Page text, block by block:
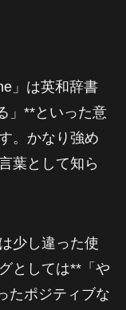
」は英和辞書
」**といった意
。かなり強め
葉として知ら
少し違った使
としては**「や
たポジティブな